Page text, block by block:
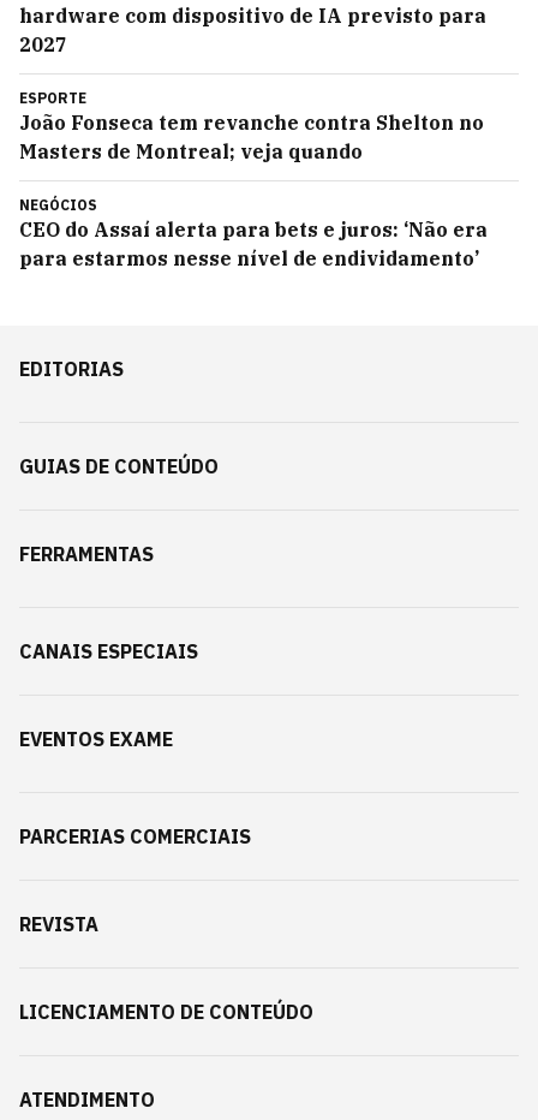
hardware com dispositivo de IA previsto para
2027
ESPORTE
João Fonseca tem revanche contra Shelton no
Masters de Montreal; veja quando
NEGÓCIOS
CEO do Assaí alerta para bets e juros: ‘Não era
para estarmos nesse nível de endividamento’
EDITORIAS
GUIAS DE CONTEÚDO
FERRAMENTAS
CANAIS ESPECIAIS
EVENTOS EXAME
PARCERIAS COMERCIAIS
REVISTA
LICENCIAMENTO DE CONTEÚDO
ATENDIMENTO